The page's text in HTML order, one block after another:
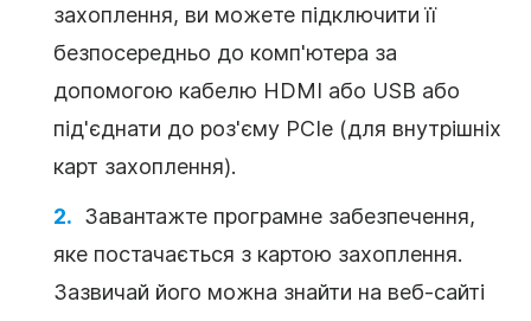
захоплення, ви можете підключити її
безпосередньо до комп'ютера за
допомогою кабелю HDMI або USB або
під'єднати до роз'єму PCIe (для внутрішніх
карт захоплення).
Завантажте програмне забезпечення,
яке постачається з картою захоплення.
Зазвичай його можна знайти на веб-сайті